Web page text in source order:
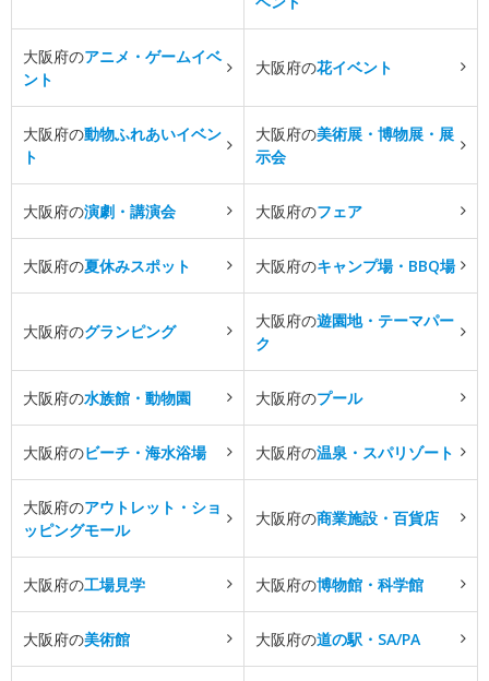
大阪府のアニメ・ゲームイベ
ント
大阪府の花イベント
大阪府の動物ふれあいイベン
ト
大阪府の美術展・博物展・展
示会
大阪府の演劇・講演会 大阪府のフェア
大阪府の夏休みスポット 大阪府のキャンプ場・BBQ場
大阪府のグランピング
大阪府の遊園地・テーマパー
ク
大阪府の水族館・動物園 大阪府のプール
大阪府のビーチ・海水浴場 大阪府の温泉・スパリゾート
大阪府のアウトレット・ショ
ッピングモール
大阪府の商業施設・百貨店
大阪府の工場見学 大阪府の博物館・科学館
大阪府の美術館 大阪府の道の駅・SA/PA